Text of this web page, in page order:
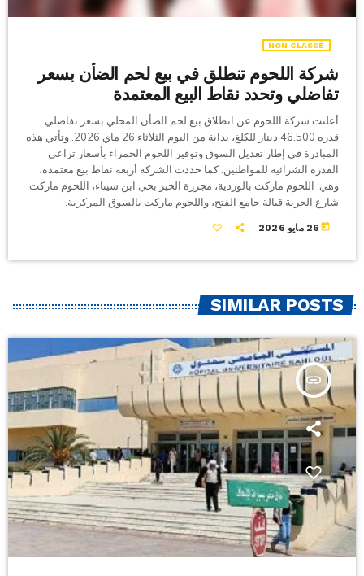
NON CLASSÉ
شركة اللحوم تنطلق في بيع لحم الضأن بسعر
تفاضلي وتحدد نقاط البيع المعتمدة
أعلنت شركة اللحوم عن انطلاق بيع لحم الضأن المحلي بسعر تفاضلي
قدره 46.500 دينار للكلغ، بداية من اليوم الثلاثاء 26 ماي 2026. وتأتي هذه
المبادرة في إطار تعديل السوق وتوفير اللحوم الحمراء بأسعار تراعي
القدرة الشرائية للمواطنين. كما حددت الشركة أربعة نقاط بيع معتمدة،
وهي: اللحوم ماركت بالوردية، مجزرة الخير بحي ابن سيناء، اللحوم ماركت
شارع الحرية قبالة جامع الفتح، واللحوم ماركت بالسوق المركزية.
today 26 مايو 2026
SIMILAR POSTS
insert_link